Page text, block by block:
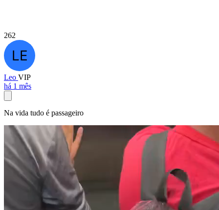
262
Leo VIP
há 1 mês
Na vida tudo é passageiro